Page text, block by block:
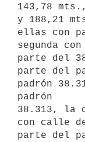
143,78
y 188,21
ellas con
segunda
parte del
parte del
padrón
padrón
38.313, la
con calle
parte del